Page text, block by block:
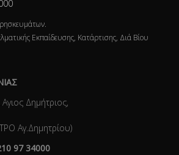
Εκπαίδευσης, Κατάρτισης, Διά Βίου
Δημήτριος,
Αγ.Δημητρίου)
97 34000